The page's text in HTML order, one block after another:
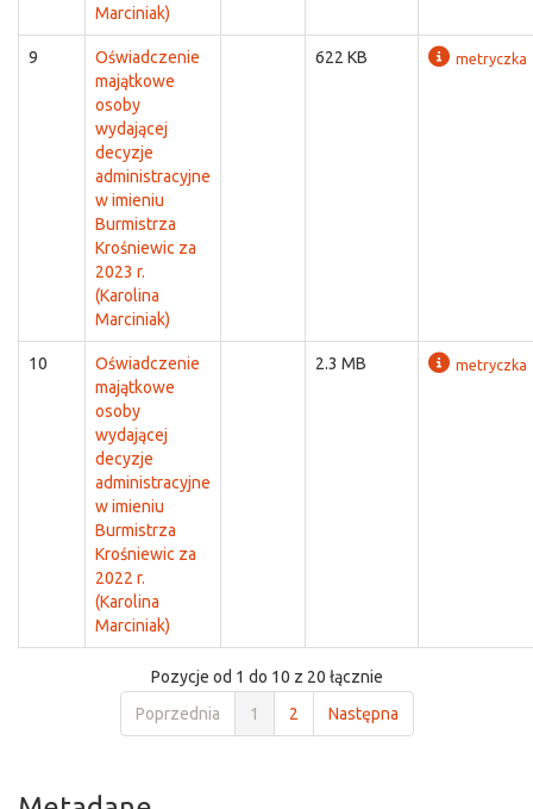
Marciniak)
9
Oświadczenie
majątkowe
osoby
wydającej
decyzje
administracyjne
w imieniu
Burmistrza
Krośniewic za
2023 r.
(Karolina
Marciniak)
622 KB metryczka
10
Oświadczenie
majątkowe
osoby
wydającej
decyzje
administracyjne
w imieniu
Burmistrza
Krośniewic za
2022 r.
(Karolina
Marciniak)
2.3 MB metryczka
Pozycje od 1 do 10 z 20 łącznie
Poprzednia
1 2 Następna